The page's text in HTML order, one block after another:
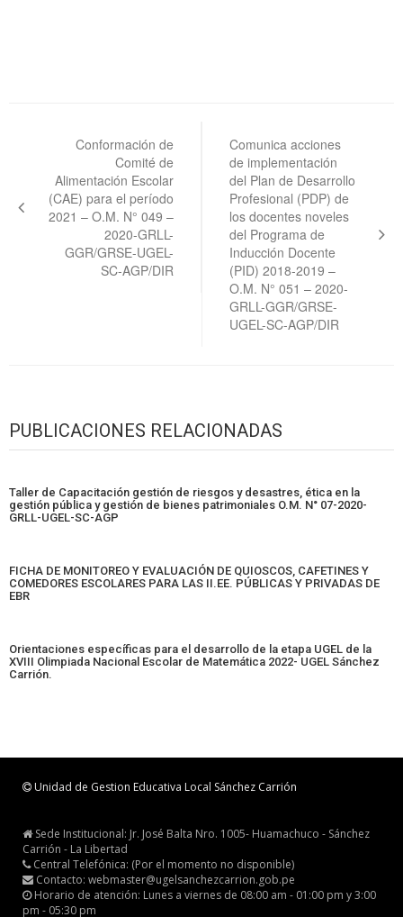
entradas
Conformación de
Comité de
Alimentación Escolar
(CAE) para el período
2021 – O.M. N° 049 –
2020-GRLL-
GGR/GRSE-UGEL-
SC-AGP/DIR
Comunica acciones
de implementación
del Plan de Desarrollo
Profesional (PDP) de
los docentes noveles
del Programa de
Inducción Docente
(PID) 2018-2019 –
O.M. N° 051 – 2020-
GRLL-GGR/GRSE-
UGEL-SC-AGP/DIR
PUBLICACIONES RELACIONADAS
Taller de Capacitación gestión de riesgos y desastres, ética en la
gestión pública y gestión de bienes patrimoniales O.M. N° 07-2020-
GRLL-UGEL-SC-AGP
FICHA DE MONITOREO Y EVALUACIÓN DE QUIOSCOS, CAFETINES Y
COMEDORES ESCOLARES PARA LAS II.EE. PÚBLICAS Y PRIVADAS DE
EBR
Orientaciones específicas para el desarrollo de la etapa UGEL de la
XVIII Olimpiada Nacional Escolar de Matemática 2022- UGEL Sánchez
Carrión.
Unidad de Gestion Educativa Local Sánchez Carrión
Sede Institucional: Jr. José Balta Nro. 1005- Huamachuco - Sánchez
Carrión - La Libertad
Central Telefónica: (Por el momento no disponible)
Contacto: webmaster@ugelsanchezcarrion.gob.pe
Horario de atención: Lunes a viernes de 08:00 am - 01:00 pm y 3:00
pm - 05:30 pm